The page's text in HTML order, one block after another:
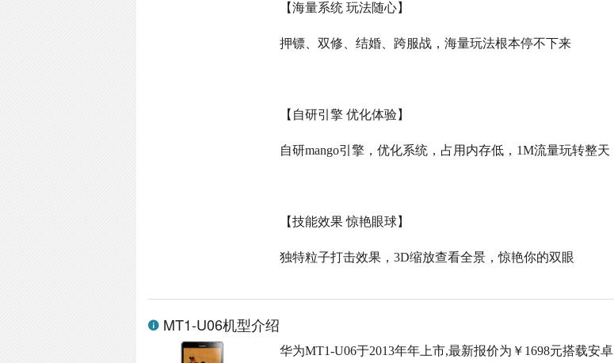
【海量系统 玩法随心】
押镖、双修、结婚、跨服战，海量玩法根本停不下来
【自研引擎 优化体验】
自研mango引擎，优化系统，占用内存低， 1M流量玩转整天
【技能效果 惊艳眼球】
独特粒子打击效果，3D缩放查看全景，惊艳你的双眼
MT1-U06机型介绍
华为MT1-U06于2013年年上市,最新报价为￥1698元搭载安卓